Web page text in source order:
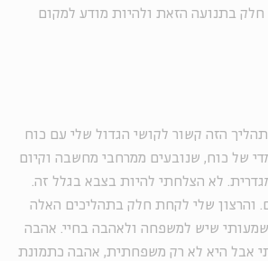
בתנועה הזאת ולהיות מודע למקום
הזה קשור לקושי הגדול שלי עם כוח
מדי של כוח, שנובעים ממרחבי מחשבה וקיום
לא הצלחתי להיות בצבא בגלל זה.
והרצון שלי לקחת חלק בתהליכים האלה
שיש למשפחה ולאהבה בחיי. אהבה
אבל היא לא רק משפחתית, אהבה כתמונת